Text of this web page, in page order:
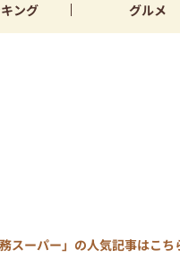
ング グルメ
務スーパー」の人気記事はこち